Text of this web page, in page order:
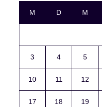
M D M
3 4 5
10 11 12
17 18 19